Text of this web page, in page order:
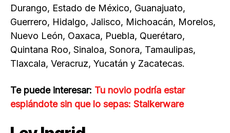
Durango, Estado de México, Guanajuato,
Guerrero, Hidalgo, Jalisco, Michoacán, Morelos,
Nuevo León, Oaxaca, Puebla, Querétaro,
Quintana Roo, Sinaloa, Sonora, Tamaulipas,
Tlaxcala, Veracruz, Yucatán y Zacatecas.
Te puede interesar: Tu novio podría estar
espiándote sin que lo sepas: Stalkerware